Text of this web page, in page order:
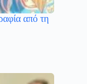
από τη